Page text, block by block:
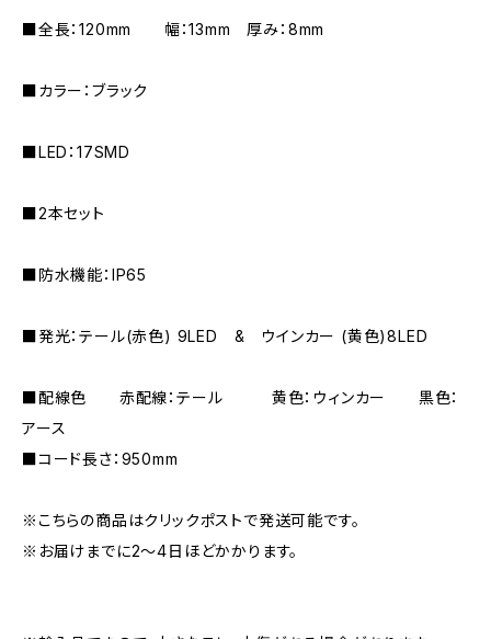
■全長：120mm 幅：13mm 厚み：8mm
■カラー：ブラック
■LED：17SMD
■2本セット
■防水機能：IP65
■発光：テール(赤色) 9LED & ウインカー (黄色)8LED
■配線色 赤配線：テール 黄色：ウィンカー 黒色：
アース
■コード長さ：950mm
※こちらの商品はクリックポストで発送可能です。
※お届けまでに2〜4日ほどかかります。